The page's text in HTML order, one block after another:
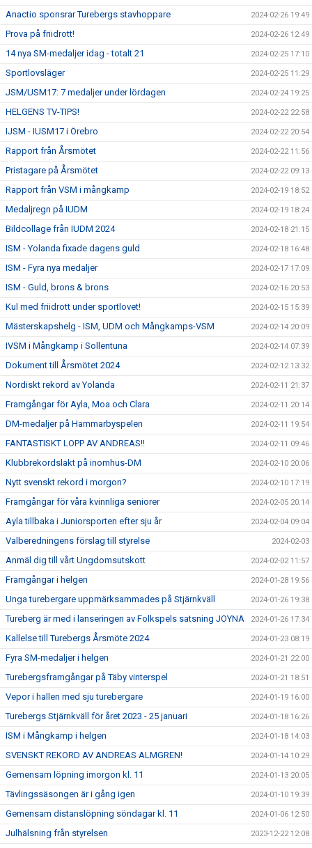
Anactio sponsrar Turebergs stavhoppare 2024-02-26 19:49
Prova på friidrott! 2024-02-26 12:49
14 nya SM-medaljer idag - totalt 21 2024-02-25 17:10
Sportlovsläger 2024-02-25 11:29
JSM/USM17: 7 medaljer under lördagen 2024-02-24 19:25
HELGENS TV-TIPS! 2024-02-22 22:58
IJSM - IUSM17 i Örebro 2024-02-22 20:54
Rapport från Årsmötet 2024-02-22 11:56
Pristagare på Årsmötet 2024-02-22 09:13
Rapport från VSM i mångkamp 2024-02-19 18:52
Medaljregn på IUDM 2024-02-19 18:24
Bildcollage från IUDM 2024 2024-02-18 21:15
ISM - Yolanda fixade dagens guld 2024-02-18 16:48
ISM - Fyra nya medaljer 2024-02-17 17:09
ISM - Guld, brons & brons 2024-02-16 20:53
Kul med friidrott under sportlovet! 2024-02-15 15:39
Mästerskapshelg - ISM, UDM och Mångkamps-VSM 2024-02-14 20:09
IVSM i Mångkamp i Sollentuna 2024-02-14 07:39
Dokument till Årsmötet 2024 2024-02-12 13:32
Nordiskt rekord av Yolanda 2024-02-11 21:37
Framgångar för Ayla, Moa och Clara 2024-02-11 20:14
DM-medaljer på Hammarbyspelen 2024-02-11 19:54
FANTASTISKT LOPP AV ANDREAS!! 2024-02-11 09:46
Klubbrekordslakt på inomhus-DM 2024-02-10 20:06
Nytt svenskt rekord i morgon? 2024-02-10 17:19
Framgångar för våra kvinnliga seniorer 2024-02-05 20:14
Ayla tillbaka i Juniorsporten efter sju år 2024-02-04 09:04
Valberedningens förslag till styrelse 2024-02-03
Anmäl dig till vårt Ungdomsutskott 2024-02-02 11:57
Framgångar i helgen 2024-01-28 19:56
Unga turebergare uppmärksammades på Stjärnkväll 2024-01-26 19:38
Tureberg är med i lanseringen av Folkspels satsning JOYNA 2024-01-26 17:34
Kallelse till Turebergs Årsmöte 2024 2024-01-23 08:19
Fyra SM-medaljer i helgen 2024-01-21 22:00
Turebergsframgångar på Täby vinterspel 2024-01-21 18:51
Vepor i hallen med sju turebergare 2024-01-19 16:00
Turebergs Stjärnkväll för året 2023 - 25 januari 2024-01-18 16:26
ISM i Mångkamp i helgen 2024-01-18 14:03
SVENSKT REKORD AV ANDREAS ALMGREN! 2024-01-14 10:29
Gemensam löpning imorgon kl. 11 2024-01-13 20:05
Tävlingssäsongen är i gång igen 2024-01-10 19:39
Gemensam distanslöpning söndagar kl. 11 2024-01-06 12:50
Julhälsning från styrelsen 2023-12-22 12:08